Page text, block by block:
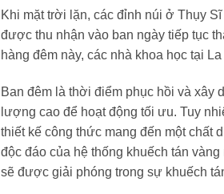
Khi mặt trời lặn, các đỉnh núi ở Thụy
được thu nhận vào ban ngày tiếp tục
hàng đêm này, các nhà khoa học tại
Ban đêm là thời điểm phục hồi và xây
lượng cao để hoạt động tối ưu. Tuy
thiết kế công thức mang đến một chất
độc đáo của hệ thống khuếch tán
sẽ được giải phóng trong sự khuếch